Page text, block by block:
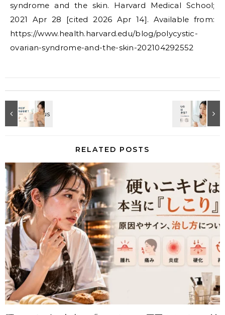
syndrome and the skin. Harvard Medical School;
2021 Apr 28 [cited 2026 Apr 14]. Available from:
https://www.health.harvard.edu/blog/polycystic-
ovarian-syndrome-and-the-skin-202104292552
RELATED POSTS